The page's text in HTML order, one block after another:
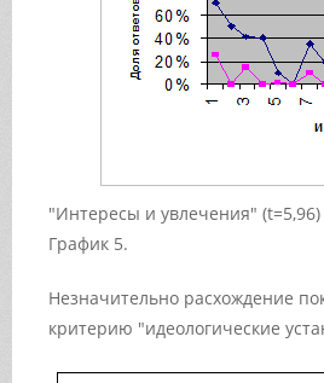
"Интересы и увлечения" (t=5,96)
График 5.
Незначительно расхождение
критерию "идеологические